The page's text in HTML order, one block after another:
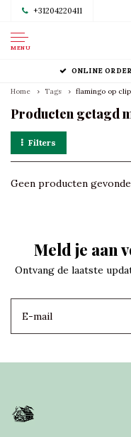
+31204220411
MENU
ONLINE
Home Tags flamingo op clip
Producten getagd
Filters
Geen producten
Meld je aan
Ontvang de laatste